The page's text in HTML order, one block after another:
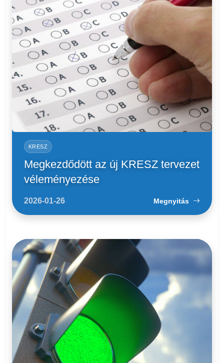
KRESZ
Megkezdődött az új KRESZ tervezet
véleményezése
2026-01-26 Megnyitás